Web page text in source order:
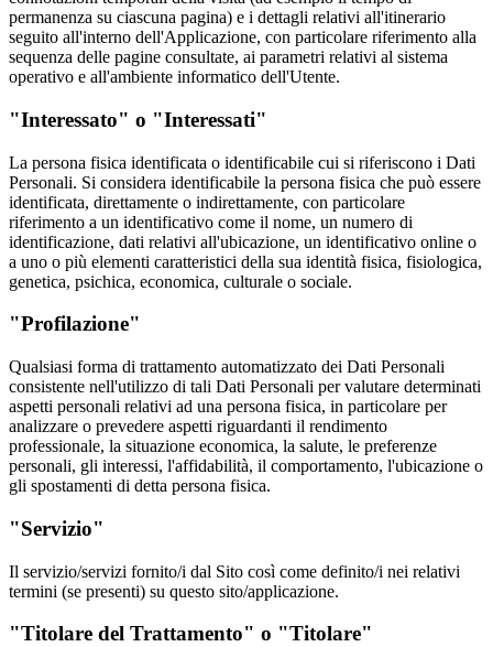
permanenza su ciascuna pagina) e i dettagli relativi all'itinerario
seguito all'interno dell'Applicazione, con particolare riferimento alla
sequenza delle pagine consultate, ai parametri relativi al sistema
operativo e all'ambiente informatico dell'Utente.
"Interessato" o "Interessati"
La persona fisica identificata o identificabile cui si riferiscono i Dati
Personali. Si considera identificabile la persona fisica che può essere
identificata, direttamente o indirettamente, con particolare
riferimento a un identificativo come il nome, un numero di
identificazione, dati relativi all'ubicazione, un identificativo online o
a uno o più elementi caratteristici della sua identità fisica, fisiologica,
genetica, psichica, economica, culturale o sociale.
"Profilazione"
Qualsiasi forma di trattamento automatizzato dei Dati Personali
consistente nell'utilizzo di tali Dati Personali per valutare determinati
aspetti personali relativi ad una persona fisica, in particolare per
analizzare o prevedere aspetti riguardanti il rendimento
professionale, la situazione economica, la salute, le preferenze
personali, gli interessi, l'affidabilità, il comportamento, l'ubicazione o
gli spostamenti di detta persona fisica.
"Servizio"
Il servizio/servizi fornito/i dal Sito così come definito/i nei relativi
termini (se presenti) su questo sito/applicazione.
"Titolare del Trattamento" o "Titolare"